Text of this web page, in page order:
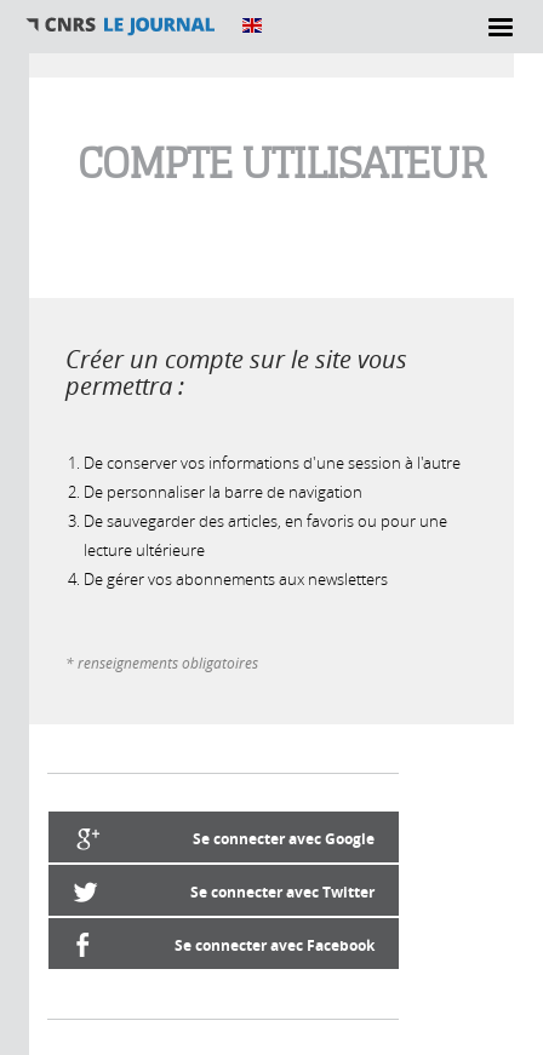
COMPTE UTILISATEUR
Créer un compte sur le site vous
permettra :
De conserver vos informations d'une session à l'autre
De personnaliser la barre de navigation
De sauvegarder des articles, en favoris ou pour une
lecture ultérieure
De gérer vos abonnements aux newsletters
* renseignements obligatoires
Se connecter avec Google
Se connecter avec Twitter
Se connecter avec Facebook